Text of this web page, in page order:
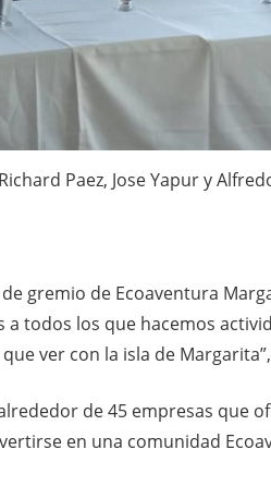
Paez, Jose Yapur y
gremio de Ecoaventura
todos los que hacemos
ver con la isla de
de 45 empresas que
en una comunidad